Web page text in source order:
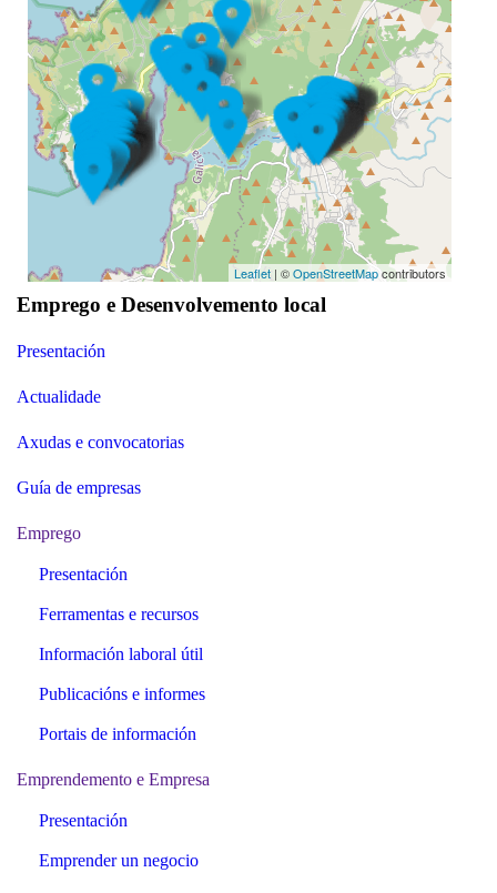
Leaflet | ©OpenStreetMapcontributors
Emprego e Desenvolvemento local
Presentación
Actualidade
Axudas e convocatorias
Guía de empresas
Emprego
Presentación
Ferramentas e recursos
Información laboral útil
Publicacións e informes
Portais de información
Emprendemento e Empresa
Presentación
Emprender un negocio